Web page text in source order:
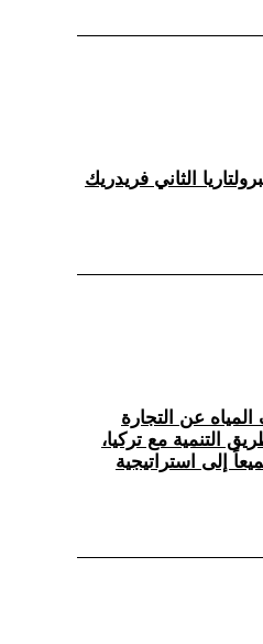
الثاني فريدريك
المياه عن التجارة
التنمية مع تركيا،
إلى استراتيجية